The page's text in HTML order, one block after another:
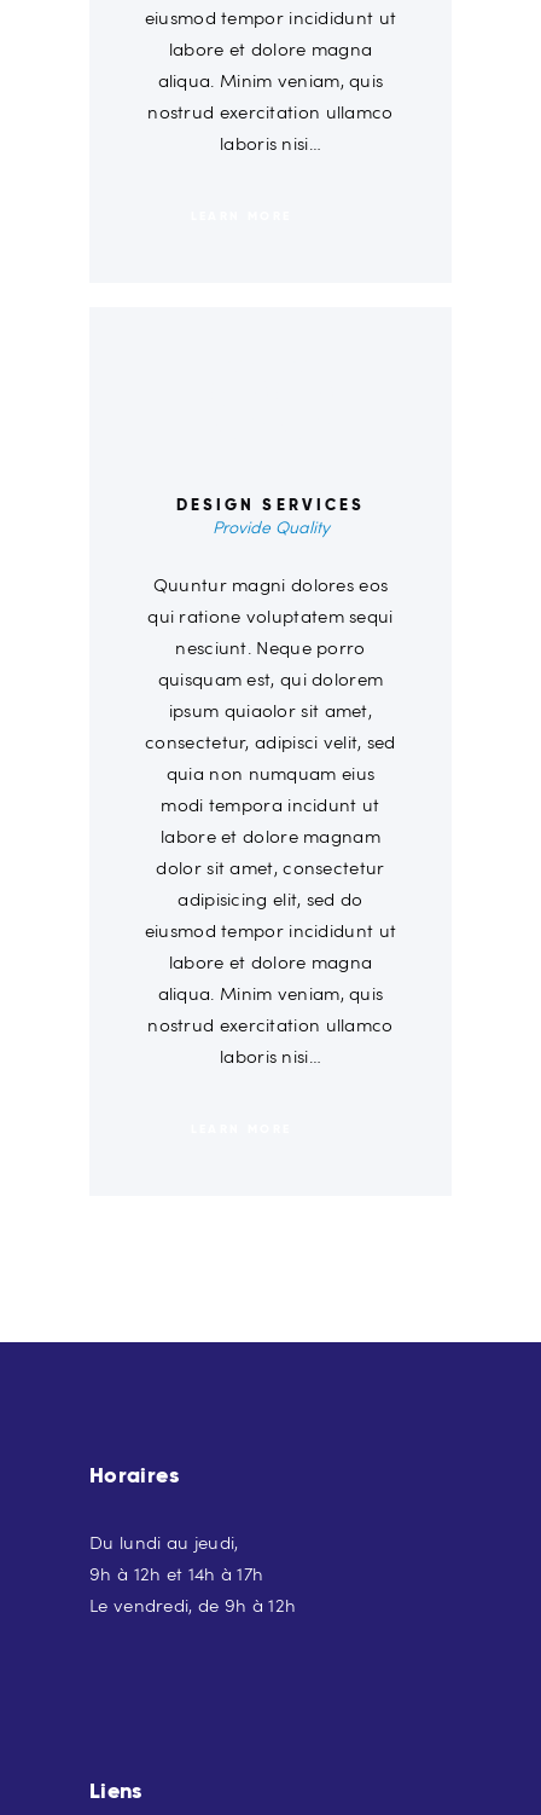
eiusmod tempor incididunt ut
labore et dolore magna
aliqua. Minim veniam, quis
nostrud exercitation ullamco
laboris nisi…
DESIGN SERVICES
Provide Quality
Quuntur magni dolores eos
qui ratione voluptatem sequi
nesciunt. Neque porro
quisquam est, qui dolorem
ipsum quiaolor sit amet,
consectetur, adipisci velit, sed
quia non numquam eius
modi tempora incidunt ut
labore et dolore magnam
dolor sit amet, consectetur
adipisicing elit, sed do
eiusmod tempor incididunt ut
labore et dolore magna
aliqua. Minim veniam, quis
nostrud exercitation ullamco
laboris nisi…
Horaires
Du lundi au jeudi,
9h à 12h et 14h à 17h
Le vendredi, de 9h à 12h
Liens